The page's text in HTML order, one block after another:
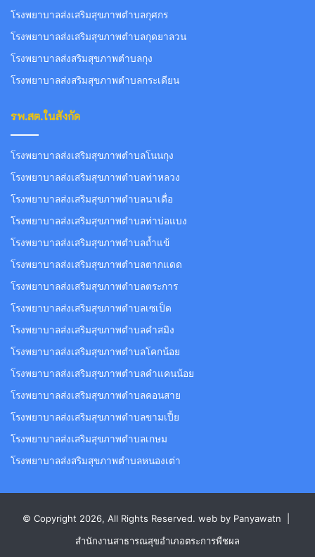
โรงพยาบาลส่งเสริมสุขภาพตำบลกุศกร
โรงพยาบาลส่งเสริมสุขภาพตำบลกุดยาลวน
โรงพยาบาลส่งสริมสุขภาพตำบลกุง
โรงพยาบาลส่งสริมสุขภาพตำบลกระเดียน
รพ.สต.ในสังกัด
โรงพยาบาลส่งเสริมสุขภาพตำบลโนนกุง
โรงพยาบาลส่งเสริมสุขภาพตำบลท่าหลวง
โรงพยาบาลส่งเสริมสุขภาพตำบลนาเดื่อ
โรงพยาบาลส่งเสริมสุขภาพตำบลท่าบ่อแบง
โรงพยาบาลส่งเสริมสุขภาพตำบลถ้ำแข้
โรงพยาบาลส่งเสริมสุขภาพตำบลตากแดด
โรงพยาบาลส่งเสริมสุขภาพตำบลตระการ
โรงพยาบาลส่งเสริมสุขภาพตำบลเซเป็ด
โรงพยาบาลส่งเสริมสุขภาพตำบลคำสมิง
โรงพยาบาลส่งเสริมสุขภาพตำบลโคกน้อย
โรงพยาบาลส่งเสริมสุขภาพตำบลคำแคนน้อย
โรงพยาบาลส่งเสริมสุขภาพตำบลคอนสาย
โรงพยาบาลส่งเสริมสุขภาพตำบลขามเปี้ย
โรงพยาบาลส่งเสริมสุขภาพตำบลเกษม
โรงพยาบาลส่งสริมสุขภาพตำบลหนองเต่า
© Copyright 2026, All Rights Reserved. web by Panyawatn |
สำนักงานสาธารณสุขอำเภอตระการพืชผล